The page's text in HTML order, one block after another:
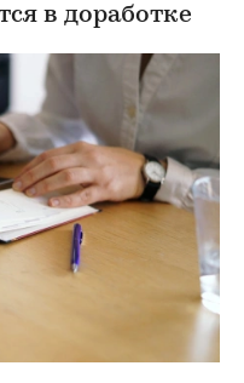
в доработке